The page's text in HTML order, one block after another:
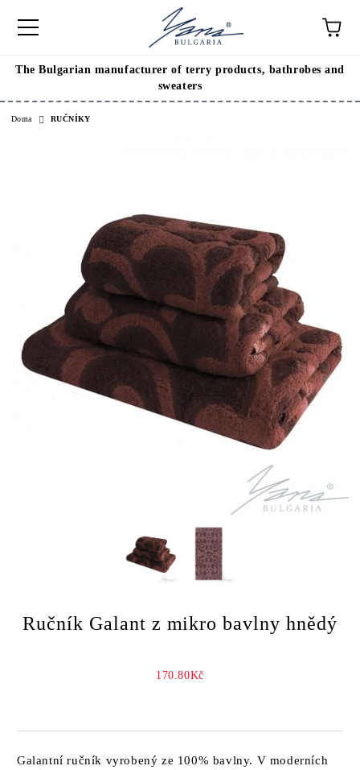
The Bulgarian manufacturer of terry products, bathrobes and
sweaters
Doma RUČNÍKY
Ručník Galant z mikro bavlny hnědý
170.80Kč
Galantní ručník vyrobený ze 100% bavlny. V moderních